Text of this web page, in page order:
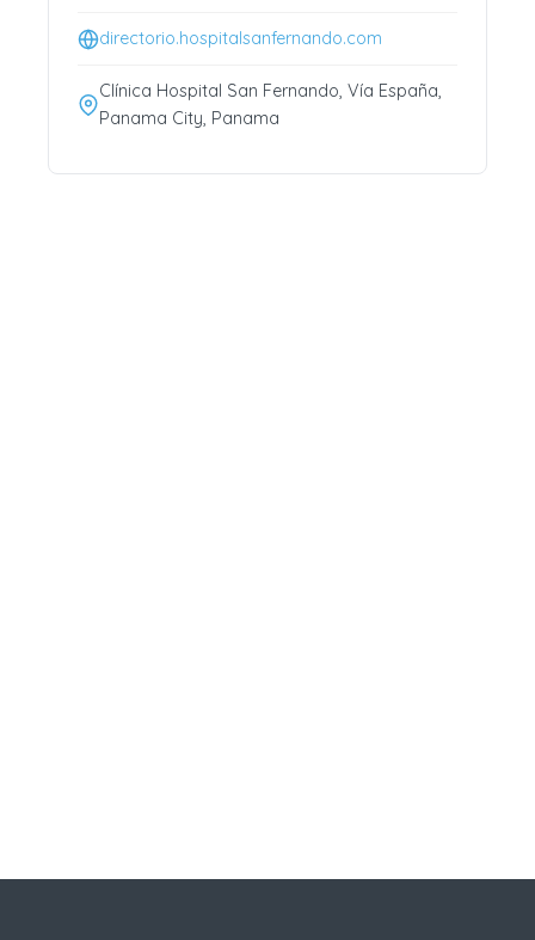
directorio.hospitalsanfernando.com
Clínica Hospital San Fernando, Vía España,
Panama City, Panama